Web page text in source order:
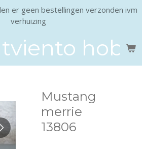
er geen bestellingen verzonden ivm
verhuizing
Mustang
merrie
13806